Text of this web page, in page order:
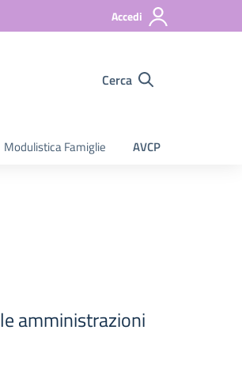
Accedi
Cerca
Modulistica Famiglie AVCP
amministrazioni